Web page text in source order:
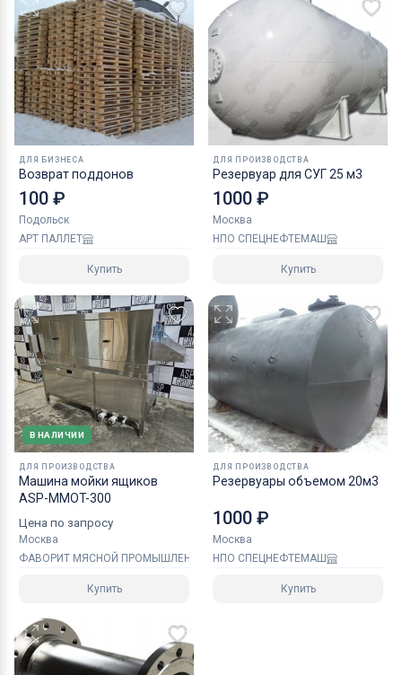
ДЛЯ БИЗНЕСА
Возврат поддонов
100 ₽
Подольск
АРТ ПАЛЛЕТ
Купить
ДЛЯ ПРОИЗВОДСТВА
Резервуар для СУГ 25 м3
1000 ₽
Москва
НПО СПЕЦНЕФТЕМАШ
Купить
В НАЛИЧИИ
ДЛЯ ПРОИЗВОДСТВА
Машина мойки ящиков
ASP-MMOT-300
Цена по запросу
Москва
ФАВОРИТ МЯСНОЙ ПРОМЫШЛЕННОСТИ
Купить
ДЛЯ ПРОИЗВОДСТВА
Резервуары объемом 20м3
1000 ₽
Москва
НПО СПЕЦНЕФТЕМАШ
Купить